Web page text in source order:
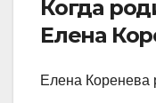
Когда
Елена
Елена Коренева